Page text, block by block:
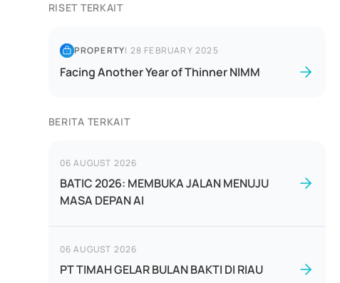
RISET TERKAIT
PROPERTY| 28 FEBRUARY 2025
Facing Another Year of Thinner NIMM
BERITA TERKAIT
06 AUGUST 2026
BATIC 2026: MEMBUKA JALAN MENUJU
MASA DEPAN AI
06 AUGUST 2026
PT TIMAH GELAR BULAN BAKTI DI RIAU